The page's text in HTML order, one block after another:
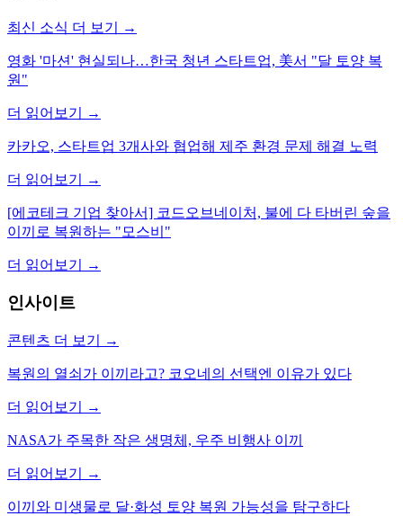
최신 소식 더 보기 →
영화 '마션' 현실되나…한국 청년 스타트업, 美서 "달 토양 복
원"
더 읽어보기 →
카카오, 스타트업 3개사와 협업해 제주 환경 문제 해결 노력
더 읽어보기 →
[에코테크 기업 찾아서] 코드오브네이처, 불에 다 타버린 숲을
이끼로 복원하는 "모스비"
더 읽어보기 →
인사이트
콘텐츠 더 보기 →
복원의 열쇠가 이끼라고? 코오네의 선택엔 이유가 있다
더 읽어보기 →
NASA가 주목한 작은 생명체, 우주 비행사 이끼
더 읽어보기 →
이끼와 미생물로 달·화성 토양 복원 가능성을 탐구하다